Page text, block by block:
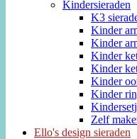
Kindersieraden
K3
Kinder
Kinder
Kinder
Kinder
Kinder
Kinder
Zelf
Ello's design sieraden